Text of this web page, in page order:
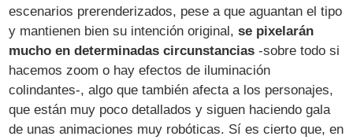
escenarios prerenderizados, pese a que aguantan el tipo
y mantienen bien su intención original,se pixelarán
mucho en determinadas circunstancias -sobre todo si
hacemos zoom o hay efectos de iluminación
colindantes-, algo que también afecta a los personajes,
que están muy poco detallados y siguen haciendo gala
de unas animaciones muy robóticas. Sí es cierto que, en